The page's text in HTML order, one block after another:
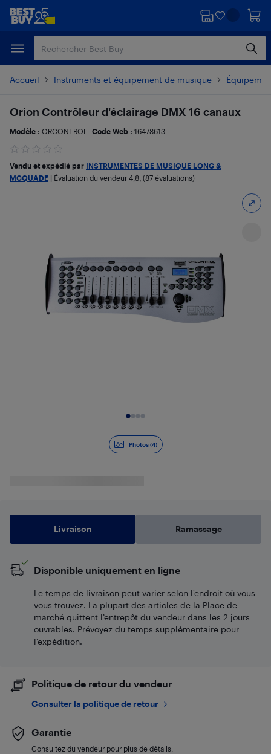
Passer
principal
Passer
Accueil Instruments et équipement de musique
Photos (4)
Orion Contrôleur d'éclairage DMX 16 canaux
Modèle : ORCONTROL Code Web : 16478613
Vendu et expédié par INSTRUMENTES DE MUSIQUE LONG &
MCQUADE
Évaluation du vendeur 4,8; (87 évaluations)
Livraison Ramassage
Disponible uniquement en ligne
Le temps de livraison peut varier selon l'endroit où vous
vous trouvez. La plupart des articles de la Place de
marché quittent l’entrepôt du vendeur dans les 2 jours
ouvrables. Prévoyez du temps supplémentaire pour
l’expédition.
Politique de retour du vendeur
Consulter la politique de retour
Garantie
Consultez du vendeur pour plus de détails.